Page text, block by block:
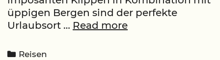
üppigen Bergen sind der perfekte
Urlaubsort … Read moreWarum
Categories
Reisen